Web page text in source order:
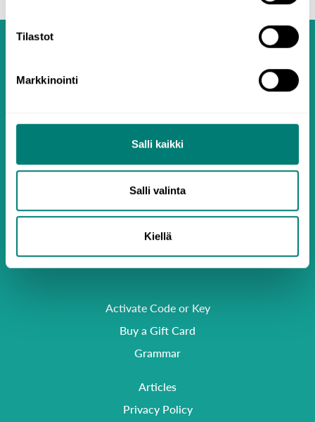
Tilastot
Markkinointi
Salli kaikki
Salli valinta
Kiellä
Activate Code or Key
Buy a Gift Card
Grammar
Articles
Privacy Policy